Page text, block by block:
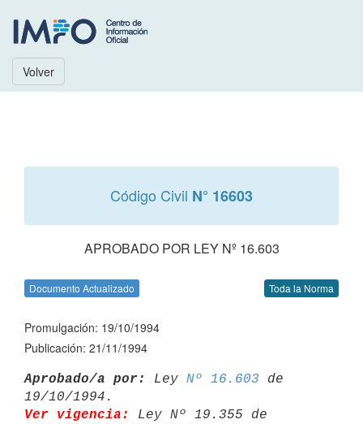
Volver
Código Civil N° 16603
APROBADO POR LEY Nº 16.603
Documento Actualizado Toda la Norma
Promulgación: 19/10/1994
Publicación: 21/11/1994
Aprobado/a por: Ley Nº 16.603 de
Ver vigencia:
Ley Nº 19.355 de